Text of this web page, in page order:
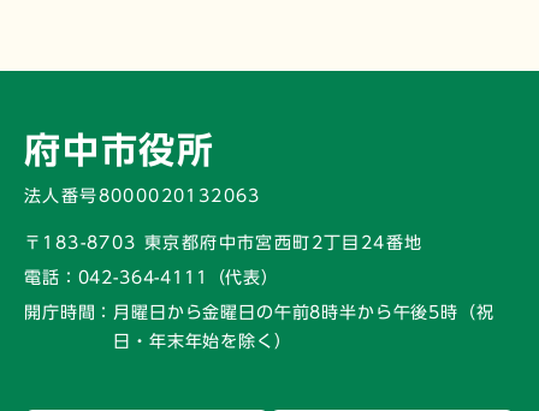
府中市役所
法人番号8000020132063
〒183-8703 東京都府中市宮西町2丁目24番地
電話： 042-364-4111（代表）
開庁時間： 月曜日から金曜日の午前8時半から午後5時 （祝
日・年末年始を除く）